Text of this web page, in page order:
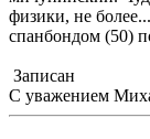
физики, не
спанбондом (50)
Записан
С уважением